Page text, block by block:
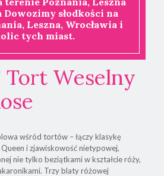
Dowozimy słodkości na
Leszna, Wrocławia i
tych miast.
Tort Weselny
wśród tortów – łączy klasykę
i zjawiskowość nietypowej,
nie tylko beziątkami w kształcie róży,
Trzy blaty różowej